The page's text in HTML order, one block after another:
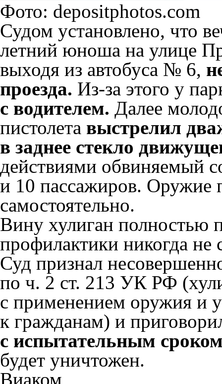
Фото: depositphotos.com
Судом установлено, что
летний юноша на улице
выходя из автобуса № 6,
проезда. Из-за этого у
с водителем. Далее
пистолета выстрелил
в заднее стекло
действиями обвиняемый
и 10 пассажиров. Оружие
самостоятельно.
Вину хулиган полностью
профилактики никогда не
Суд признал
по ч. 2 ст. 213 УК РФ
с применением оружия и
к гражданам) и
с испытательным
будет уничтожен.
Виаком